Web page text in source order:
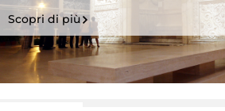
Scopri di più